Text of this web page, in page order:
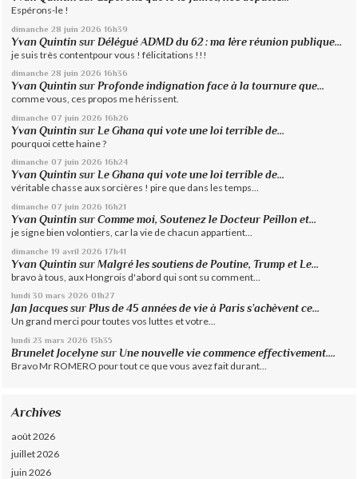
Espérons-le !
dimanche 28 juin 2026 16h39
Yvan Quintin surDélégué ADMD du 62 : ma 1ère réunion publique...
je suis très contentpour vous ! félicitations !!!
dimanche 28 juin 2026 16h36
Yvan Quintin surProfonde indignation face à la tournure que...
comme vous, ces propos me hérissent.
dimanche 07 juin 2026 16h26
Yvan Quintin sur Le Ghana qui vote une loi terrible de...
pourquoi cette haine ?
dimanche 07 juin 2026 16h24
Yvan Quintin surLe Ghana qui vote une loi terrible de...
véritable chasse aux sorcières ! pire que dans les temps...
dimanche 07 juin 2026 16h21
Yvan Quintin surComme moi, Soutenez le Docteur Peillon et...
je signe bien volontiers, car la vie de chacun appartient...
dimanche 19 avril 2026 17h41
Yvan Quintin surMalgré les soutiens de Poutine, Trump et Le...
bravo à tous, aux Hongrois d'abord qui sont su comment...
lundi 30 mars 2026 01h27
Jan Jacques surPlus de 45 années de vie à Paris s’achèvent ce...
Un grand merci pour toutes vos luttes et votre...
lundi 23 mars 2026 13h35
Brunelet Jocelyne sur Une nouvelle vie commence effectivement....
Bravo Mr ROMERO pour tout ce que vous avez fait durant...
Archives
août 2026
juillet 2026
juin 2026